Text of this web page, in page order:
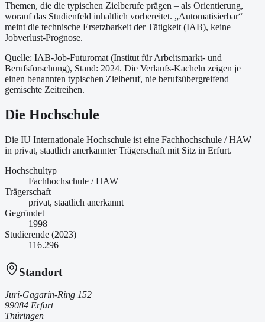
Themen, die die typischen Zielberufe prägen – als Orientierung,
worauf das Studienfeld inhaltlich vorbereitet. „Automatisierbar“
meint die technische Ersetzbarkeit der Tätigkeit (IAB), keine
Jobverlust-Prognose.
Quelle: IAB-Job-Futuromat (Institut für Arbeitsmarkt- und
Berufsforschung), Stand: 2024. Die Verlaufs-Kacheln zeigen je
einen benannten typischen Zielberuf, nie berufsübergreifend
gemischte Zeitreihen.
Die Hochschule
Die IU Internationale Hochschule ist eine Fachhochschule / HAW
in privat, staatlich anerkannter Trägerschaft mit Sitz in Erfurt.
Hochschultyp
Fachhochschule / HAW
Trägerschaft
privat, staatlich anerkannt
Gegründet
1998
Studierende (2023)
116.296
Standort
Juri-Gagarin-Ring 152
99084 Erfurt
Thüringen